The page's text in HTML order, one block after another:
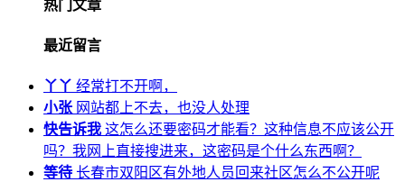
热门文章
最近留言
丫丫 经常打不开啊，
小张 网站都上不去，也没人处理
快告诉我 这怎么还要密码才能看？这种信息不应该公开
吗？我网上直接搜进来，这密码是个什么东西啊？
等待 长春市双阳区有外地人员回来社区怎么不公开呢